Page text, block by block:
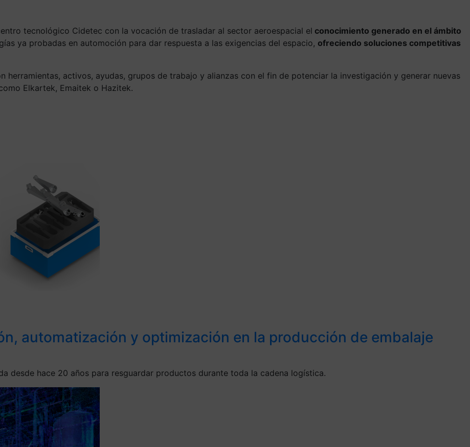
tecnológico Cidetec con la vocación de trasladar al sector aeroespacial el conocimiento generado en el ámbito
ya probadas en automoción para dar respuesta a las exigencias del espacio, ofreciendo soluciones competitivas
herramientas, activos, ayudas, grupos de trabajo y alianzas con el fin de potenciar la investigación y generar nuevas
Elkartek, Emaitek o Hazitek.
automatización y optimización en la producción de embalaje
desde hace 20 años para resguardar productos durante toda la cadena logística.